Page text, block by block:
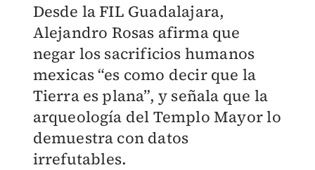
Desde la FIL Guadalajara,
Alejandro Rosas afirma que
negar los sacrificios humanos
mexicas “es como decir que la
Tierra es plana”, y señala que la
arqueología del Templo Mayor lo
demuestra con datos
irrefutables.